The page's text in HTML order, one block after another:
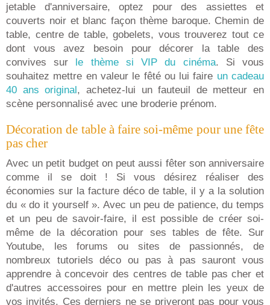
jetable d'anniversaire, optez pour des assiettes et
couverts noir et blanc façon thème baroque. Chemin de
table, centre de table, gobelets, vous trouverez tout ce
dont vous avez besoin pour décorer la table des
convives sur le thème si VIP du cinéma. Si vous
souhaitez mettre en valeur le fêté ou lui faire un cadeau
40 ans original, achetez-lui un fauteuil de metteur en
scène personnalisé avec une broderie prénom.
Décoration de table à faire soi-même pour une fête
pas cher
Avec un petit budget on peut aussi fêter son anniversaire
comme il se doit ! Si vous désirez réaliser des
économies sur la facture déco de table, il y a la solution
du « do it yourself ». Avec un peu de patience, du temps
et un peu de savoir-faire, il est possible de créer soi-
même de la décoration pour ses tables de fête. Sur
Youtube, les forums ou sites de passionnés, de
nombreux tutoriels déco ou pas à pas sauront vous
apprendre à concevoir des centres de table pas cher et
d'autres accessoires pour en mettre plein les yeux de
vos invités. Ces derniers ne se priveront pas pour vous